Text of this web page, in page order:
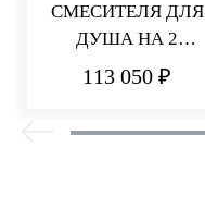
СМЕСИТЕЛЯ ДЛЯ
ДУША НА 2
ПОТРЕБИТЕЛЯ Q30
113 050 ₽